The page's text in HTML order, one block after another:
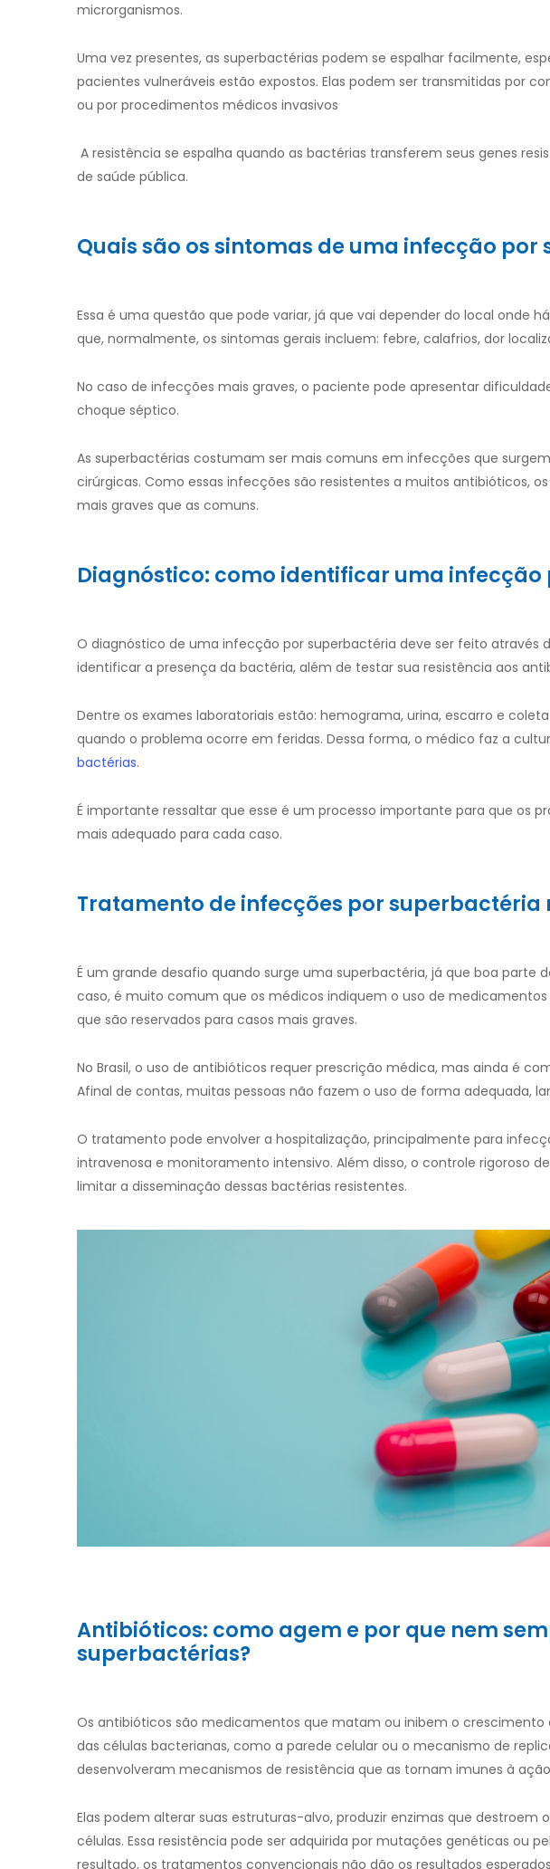
microrganismos.
Uma vez presentes, as superbactérias podem se espalhar facilmente,
pacientes vulneráveis estão expostos. Elas podem ser transmitidas por
ou por procedimentos médicos invasivos
A resistência se espalha quando as bactérias transferem seus genes
de saúde pública.
Quais são os sintomas de uma infecção
Essa é uma questão que pode variar, já que vai depender do local onde
que, normalmente, os sintomas gerais incluem: febre, calafrios, dor
No caso de infecções mais graves, o paciente pode apresentar
choque séptico.
As superbactérias costumam ser mais comuns em infecções que
cirúrgicas. Como essas infecções são resistentes a muitos antibióticos,
mais graves que as comuns.
Diagnóstico: como identificar uma
O diagnóstico de uma infecção por superbactéria deve ser feito através
identificar a presença da bactéria, além de testar sua resistência aos
Dentre os exames laboratoriais estão: hemograma, urina, escarro e
quando o problema ocorre em feridas. Dessa forma, o médico faz a
bactérias.
É importante ressaltar que esse é um processo importante para que os
mais adequado para cada caso.
Tratamento de infecções por superbactéria
É um grande desafio quando surge uma superbactéria, já que boa parte
caso, é muito comum que os médicos indiquem o uso de
que são reservados para casos mais graves.
No Brasil, o uso de antibióticos requer prescrição médica, mas ainda é
Afinal de contas, muitas pessoas não fazem o uso de forma adequada,
O tratamento pode envolver a hospitalização, principalmente para
intravenosa e monitoramento intensivo. Além disso, o controle rigoroso
limitar a disseminação dessas bactérias resistentes.
Antibióticos: como agem e por que nem
superbactérias?
Os antibióticos são medicamentos que matam ou inibem o
das células bacterianas, como a parede celular ou o mecanismo de
desenvolveram mecanismos de resistência que as tornam imunes à
Elas podem alterar suas estruturas-alvo, produzir enzimas que destroem
células. Essa resistência pode ser adquirida por mutações genéticas ou
resultado, os tratamentos convencionais não dão os resultados